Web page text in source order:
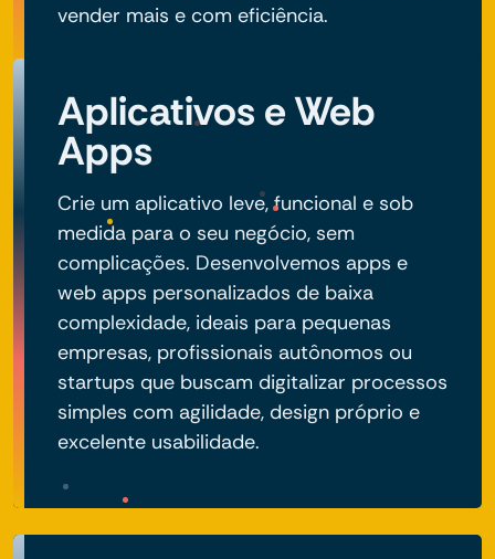
vender mais e com eficiência.
Aplicativos e Web
Apps
Crie um aplicativo leve, funcional e sob
medida para o seu negócio, sem
complicações. Desenvolvemos apps e
web apps personalizados de baixa
complexidade, ideais para pequenas
empresas, profissionais autônomos ou
startups que buscam digitalizar processos
simples com agilidade, design próprio e
excelente usabilidade.